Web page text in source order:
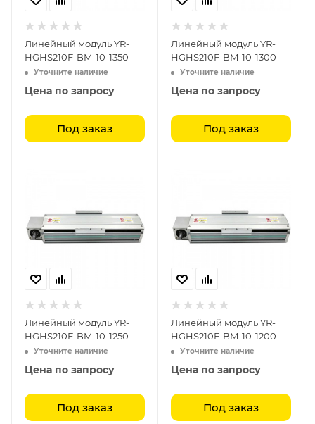
Линейный модуль YR-
HGHS210F-BM-10-1350
Уточните наличие
Цена по запросу
Под заказ
Линейный модуль YR-
HGHS210F-BM-10-1300
Уточните наличие
Цена по запросу
Под заказ
Линейный модуль YR-
HGHS210F-BM-10-1250
Уточните наличие
Цена по запросу
Под заказ
Линейный модуль YR-
HGHS210F-BM-10-1200
Уточните наличие
Цена по запросу
Под заказ